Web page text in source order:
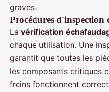
graves.
Procédures d'inspection
La vérification
chaque utilisation. Une
garantit que toutes les
les composants critiques
freins fonctionnent